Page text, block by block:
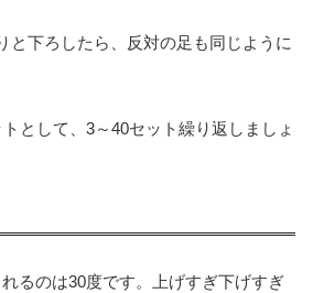
と下ろしたら、反対の足も同じように
として、3～40セット繰り返しましょ
るのは30度です。上げすぎ下げすぎ